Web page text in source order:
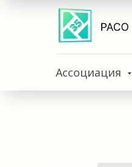
Ассоциация